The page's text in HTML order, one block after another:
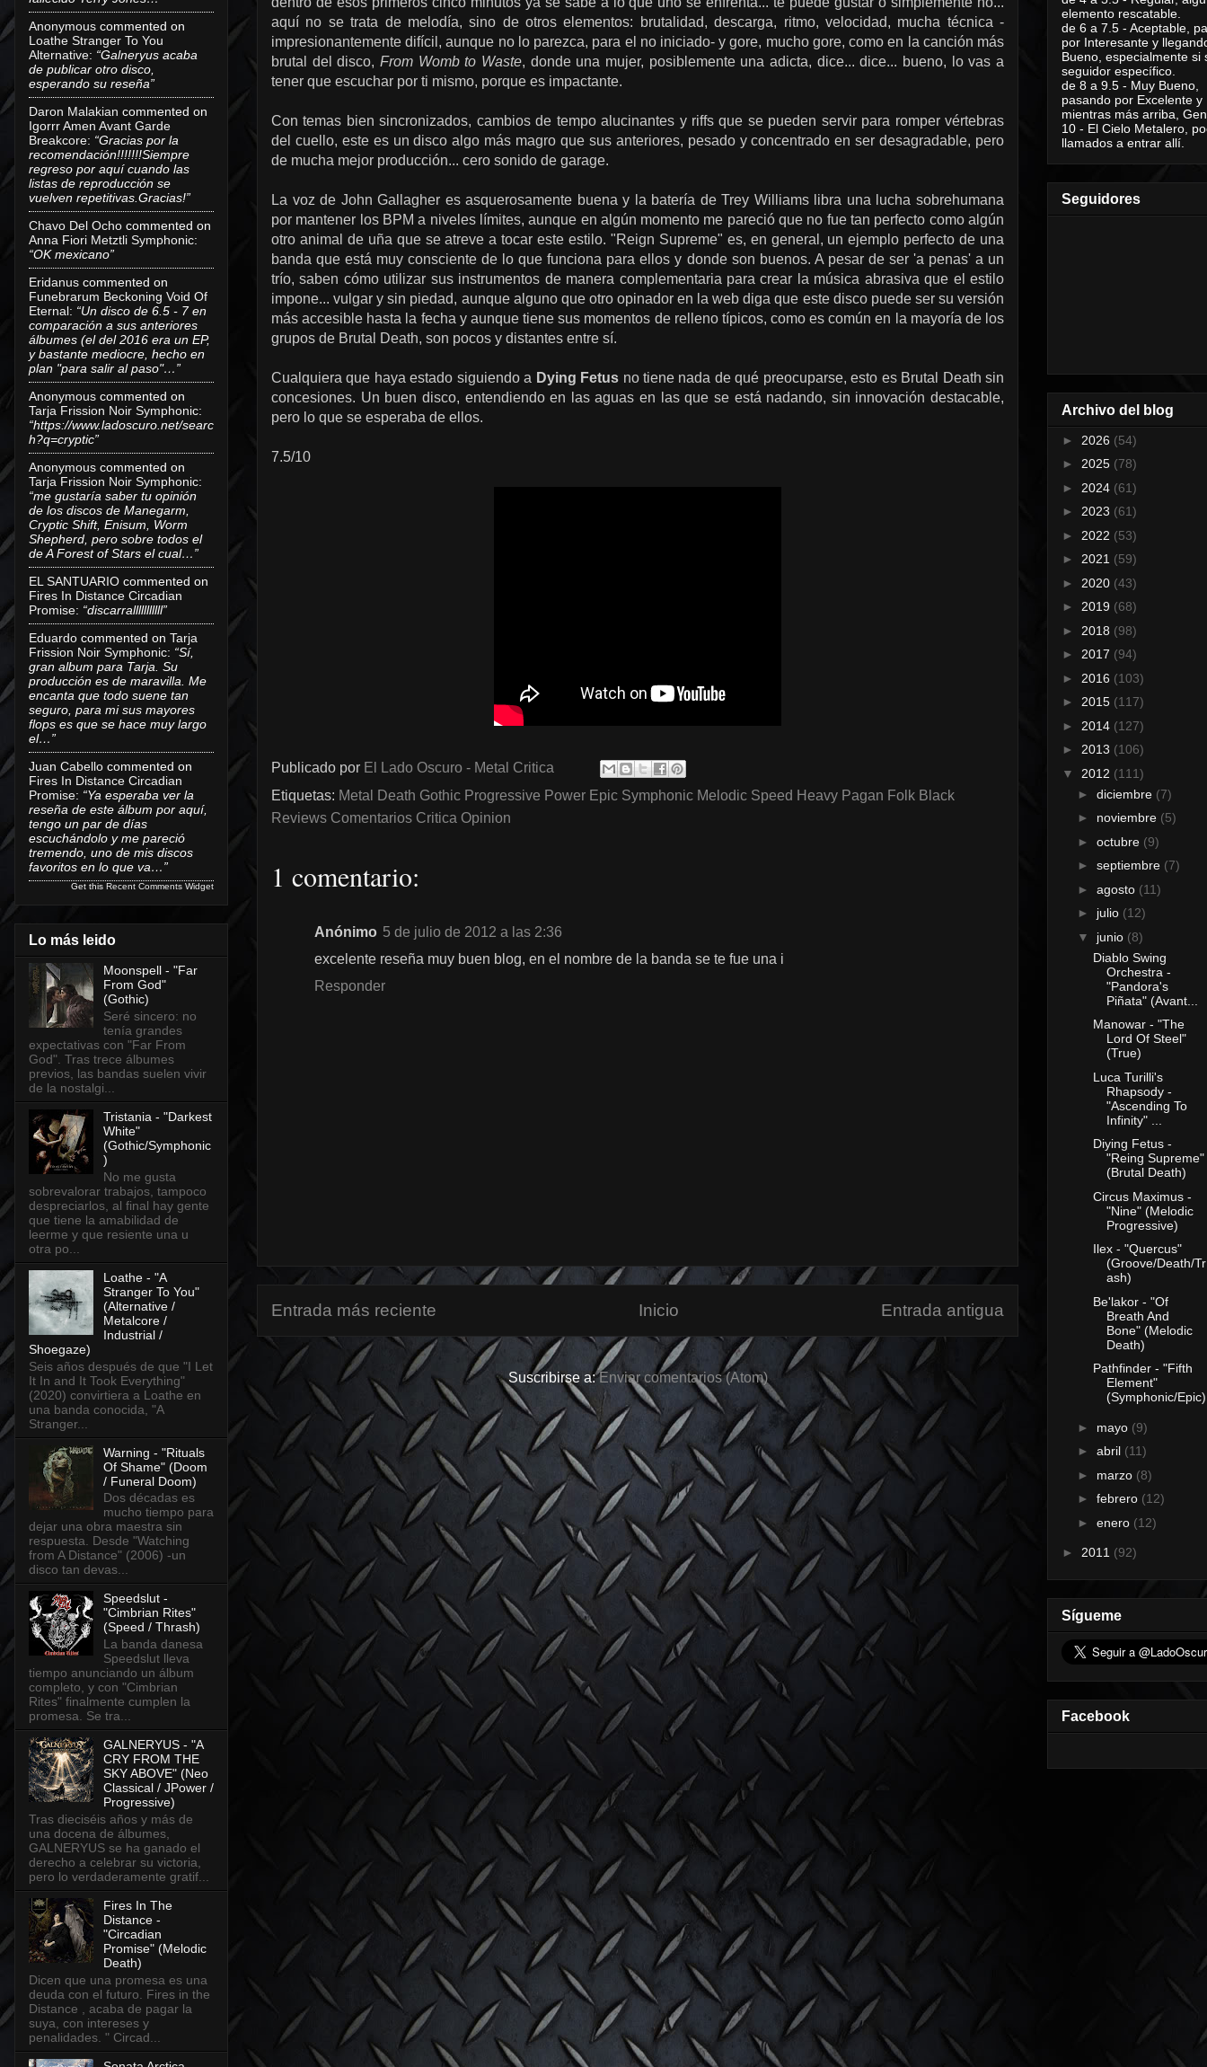
aquí no se trata de melodía, sino de otros elementos: brutalidad, descarga, ritmo, velocidad, mucha técnica -
impresionantemente difícil, aunque no lo parezca, para el no iniciado- y gore, mucho gore, como en la canción más
brutal del disco, From Womb to Waste, donde una mujer, posiblemente una adicta, dice... dice... bueno, lo vas a
tener que escuchar por ti mismo, porque es impactante.
Con temas bien sincronizados, cambios de tempo alucinantes y riffs que se pueden servir para romper vértebras
del cuello, este es un disco algo más magro que sus anteriores, pesado y concentrado en ser desagradable, pero
de mucha mejor producción... cero sonido de garage.
La voz de John Gallagher es asquerosamente buena y la batería de Trey Williams libra una lucha sobrehumana
por mantener los BPM a niveles límites, aunque en algún momento me pareció que no fue tan perfecto como algún
otro animal de uña que se atreve a tocar este estilo. "Reign Supreme" es, en general, un ejemplo perfecto de una
banda que está muy consciente de lo que funciona para ellos y donde son buenos. A pesar de ser 'a penas' a un
trío,saben cómo utilizar sus instrumentos de manera complementaria para crear la música abrasiva que el estilo
impone...vulgar y sin piedad, aunque alguno que otro opinador en la web diga que este disco puede ser suversión
más accesible hasta la fecha y aunque tiene sus momentos de relleno típicos, como es común en la mayoría de los
grupos de Brutal Death, son pocos y distantes entre sí.
Cualquiera que haya estado siguiendo a Dying Fetus no tiene nada de qué preocuparse, esto es Brutal Death sin
concesiones. Un buen disco, entendiendo en las aguas en las que se está nadando, sin innovación destacable,
pero lo que se esperaba de ellos.
7.5/10
Publicado por El Lado Oscuro - Metal Critica
Etiquetas: Metal Death Gothic Progressive Power Epic Symphonic Melodic Speed Heavy Pagan Folk Black
Reviews Comentarios Critica Opinion
1 comentario:
Anónimo 5 de julio de 2012 a las 2:36
excelente reseña muy buen blog, en el nombre de la banda se te fue una i
Responder
Entrada más reciente Entrada antigua
Inicio
Suscribirse a:Enviar comentarios (Atom)
Anonymous commented on
Loathe Stranger To You
Alternative: “Galneryus acaba
de publicar otro disco,
esperando su reseña”
Daron Malakian commented on
Igorrr Amen Avant Garde
Breakcore: “Gracias por la
recomendación!!!!!!!Siempre
regreso por aquí cuando las
listas de reproducción se
vuelven repetitivas.Gracias!”
Chavo Del Ocho commented on
Anna Fiori Metztli Symphonic:
“OK mexicano”
Eridanus commented on
Funebrarum Beckoning Void Of
Eternal: “Un disco de 6.5 - 7 en
comparación a sus anteriores
álbumes (el del 2016 era un EP,
y bastante mediocre, hecho en
plan "para salir al paso"…”
Anonymous commented on
Tarja Frission Noir Symphonic:
“https://www.ladoscuro.net/searc
h?q=cryptic”
Anonymous commented on
Tarja Frission Noir Symphonic:
“me gustaría saber tu opinión
de los discos de Manegarm,
Cryptic Shift, Enisum, Worm
Shepherd, pero sobre todos el
de A Forest of Stars el cual…”
EL SANTUARIO commented on
Fires In Distance Circadian
Promise: “discarralllllllllll”
Eduardo commented on Tarja
Frission Noir Symphonic: “Sí,
gran album para Tarja. Su
producción es de maravilla. Me
encanta que todo suene tan
seguro, para mi sus mayores
flops es que se hace muy largo
el…”
Juan Cabello commented on
Fires In Distance Circadian
Promise: “Ya esperaba ver la
reseña de este álbum por aquí,
tengo un par de días
escuchándolo y me pareció
tremendo, uno de mis discos
favoritos en lo que va…”
Get this Recent Comments Widget
Lo más leido
Moonspell - "Far
From God"
(Gothic)
Seré sincero: no
tenía grandes
expectativas con "Far From
God". Tras trece álbumes
previos, las bandas suelen vivir
de la nostalgi...
Tristania - "Darkest
White"
(Gothic/Symphonic
)
No me gusta
sobrevalorar trabajos, tampoco
despreciarlos, al final hay gente
que tiene la amabilidad de
leerme y que resiente una u
otra po...
Loathe - "A
Stranger To You"
(Alternative /
Metalcore /
Industrial /
Shoegaze)
Seis años después de que "I Let
It In and It Took Everything"
(2020) convirtiera a Loathe en
una banda conocida, "A
Stranger...
Warning - "Rituals
Of Shame" (Doom
/ Funeral Doom)
Dos décadas es
mucho tiempo para
dejar una obra maestra sin
respuesta. Desde "Watching
from A Distance" (2006) -un
disco tan devas...
Speedslut -
"Cimbrian Rites"
(Speed / Thrash)
La banda danesa
Speedslut lleva
tiempo anunciando un álbum
completo, y con "Cimbrian
Rites" finalmente cumplen la
promesa. Se tra...
GALNERYUS - "A
CRY FROM THE
SKY ABOVE" (Neo
Classical / JPower /
Progressive)
Tras dieciséis años y más de
una docena de álbumes,
GALNERYUS se ha ganado el
derecho a celebrar su victoria,
pero lo verdaderamente gratif...
Fires In The
Distance -
"Circadian
Promise" (Melodic
Death)
Dicen que una promesa es una
deuda con el futuro. Fires in the
Distance , acaba de pagar la
suya, con intereses y
penalidades. " Circad...
elemento rescatable.
de 6 a 7.5 - Aceptable,
por Interesante y
Bueno, especialmente si
seguidor específico.
de 8 a 9.5 - Muy Bueno,
pasando por Excelente y
mientras más arriba,
10 - El Cielo Metalero,
llamados a entrar allí.
Seguidores
Archivo del blog
► 2026 (54)
► 2025 (78)
► 2024 (61)
► 2023 (61)
► 2022 (53)
► 2021 (59)
► 2020 (43)
► 2019 (68)
► 2018 (98)
► 2017 (94)
► 2016 (103)
► 2015 (117)
► 2014 (127)
► 2013 (106)
▼ 2012 (111)
► diciembre (7)
► noviembre (5)
► octubre (9)
► septiembre (7)
► agosto (11)
► julio (12)
▼ junio (8)
Diablo Swing
Orchestra -
"Pandora's
Piñata" (Avant...
Manowar - "The
Lord Of Steel"
(True)
Luca Turilli's
Rhapsody -
"Ascending To
Infinity" ...
Diying Fetus -
"Reing Supreme"
(Brutal Death)
Circus Maximus -
"Nine" (Melodic
Progressive)
Ilex - "Quercus"
(Groove/Death/Tr
ash)
Be'lakor - "Of
Breath And
Bone" (Melodic
Death)
Pathfinder - "Fifth
Element"
(Symphonic/Epic)
► mayo (9)
► abril (11)
► marzo (8)
► febrero (12)
► enero (12)
► 2011 (92)
Sígueme
Facebook